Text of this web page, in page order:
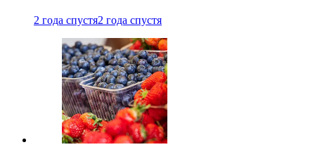
2 года спустя2 года спустя